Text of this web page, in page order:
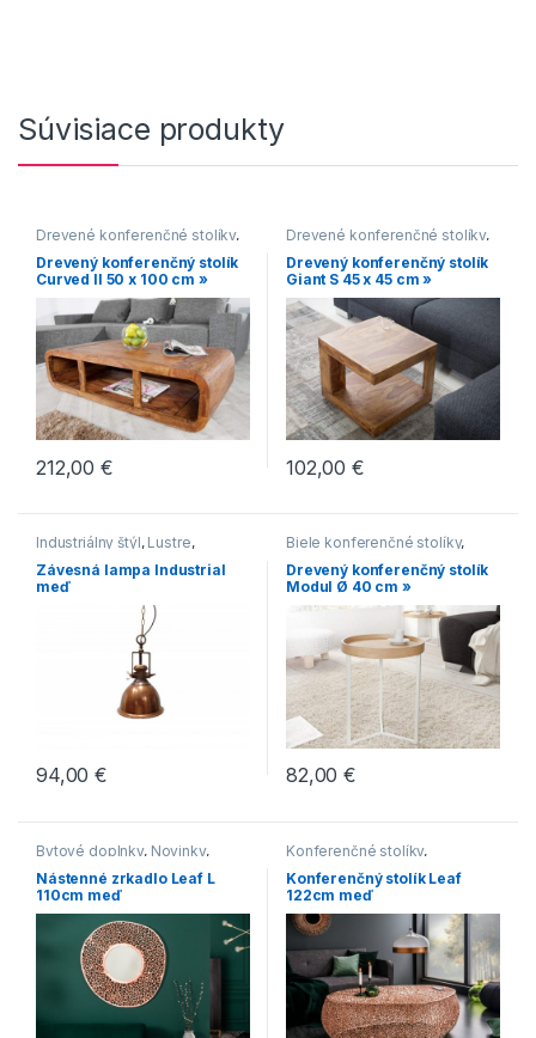
Súvisiace produkty
Drevené konferenčné stolíky,
Konferenčné stolíky,
Konferenčné stolíky vo
vidieckom štýle,Makassar,
Oblé konferenčné stolíky
Drevený konferenčný stolík
Curved II 50 x 100 cm »
212,00€
Drevené konferenčné stolíky,
Hranaté konferenčné stolíky,
Konferenčné stolíky,
Konferenčné stolíky vo
vidieckom štýle,Makassar
Malé konferenčné stolíky
Drevený konferenčný stolík
Giant S 45 x 45 cm »
102,00€
Industriálny štýl, Lustre,
Medené, Novinky,Svietidlá
Závesná lampa Industrial
meď
94,00€
Biele konferenčné stolíky,
Drevené konferenčné stolíky,
Konferenčné stolíky
Konferenčné stolíky v
Malé
konferenčné stolíky,Oblé
konferenčné stolíky
Drevený konferenčný stolík
Modul Ø 40 cm »
82,00€
Bytové doplnky, Novinky,
Zrkadlá
Nástenné zrkadlo Leaf L
110cm meď
Konferenčné stolíky,
Konferenčné stolíky v
modernom štýle
konferenčné stolíky,Novinky,
Stoly
Konferenčný stolík Leaf
122cm meď